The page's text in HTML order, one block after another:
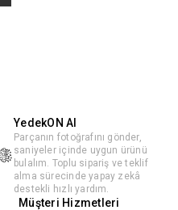
YedekON AI
Parçanın fotoğrafını gönder,
saniyeler içinde uygun ürünü
bulalım. Toplu sipariş ve teklif
alma sürecinde yapay zekâ
destekli hızlı yardım.
Müşteri Hizmetleri